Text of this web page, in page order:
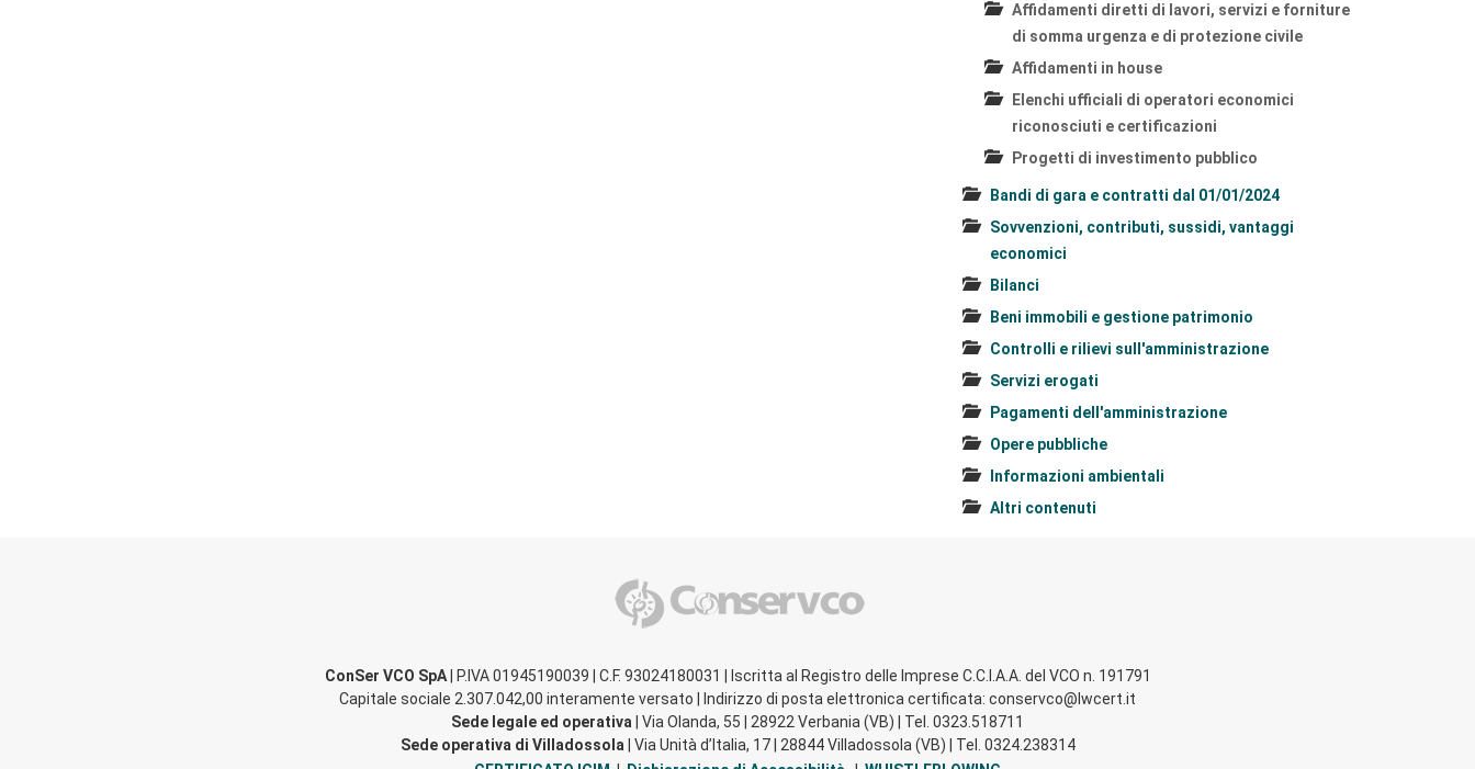
Affidamenti diretti di lavori, servizi e forniture
di somma urgenza e di protezione civile
Affidamenti in house
Elenchi ufficiali di operatori economici
riconosciuti e certificazioni
Progetti di investimento pubblico
Bandi di gara e contratti dal 01/01/2024
Sovvenzioni, contributi, sussidi, vantaggi
economici
Bilanci
Beni immobili e gestione patrimonio
Controlli e rilievi sull'amministrazione
Servizi erogati
Pagamenti dell'amministrazione
Opere pubbliche
Informazioni ambientali
Altri contenuti
ConSer VCO SpA| P.IVA 01945190039 | C.F. 93024180031 | Iscritta al Registro delle Imprese C.C.I.A.A. del VCO n. 191791
Capitale sociale 2.307.042,00 interamente versato | Indirizzo di posta elettronica certificata: conservco@lwcert.it
Sede legale ed operativa | Via Olanda, 55 | 28922 Verbania (VB) | Tel. 0323.518711
Sede operativa di Villadossola | Via Unità d’Italia, 17 | 28844 Villadossola (VB) | Tel. 0324.238314